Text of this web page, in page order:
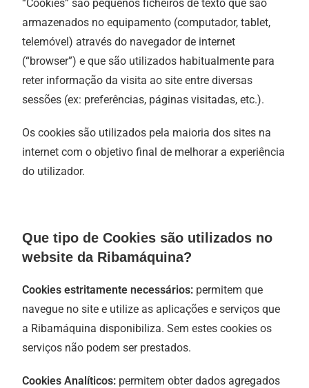
“Cookies” são pequenos ficheiros de texto que são
armazenados no equipamento (computador, tablet,
telemóvel) através do navegador de internet
(“browser”) e que são utilizados habitualmente para
reter informação da visita ao site entre diversas
sessões (ex: preferências, páginas visitadas, etc.).
Os cookies são utilizados pela maioria dos sites na
internet com o objetivo final de melhorar a experiência
do utilizador.
Que tipo de Cookies são utilizados no
website da Ribamáquina?
Cookies estritamente necessários: permitem que
navegue no site e utilize as aplicações e serviços que
a Ribamáquina disponibiliza. Sem estes cookies os
serviços não podem ser prestados.
Cookies Analíticos: permitem obter dados agregados